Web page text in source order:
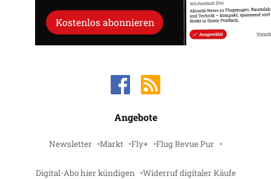
Kostenlos abonnieren
Angebote
Newsletter Markt Fly+ Flug Revue Pur
Digital-Abo hier kündigen Widerruf digitaler Käufe